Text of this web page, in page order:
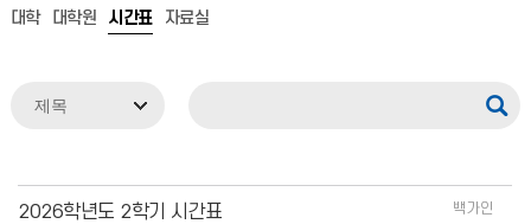
대학 대학원 시간표 자료실
2026학년도 2학기 시간표
백가인